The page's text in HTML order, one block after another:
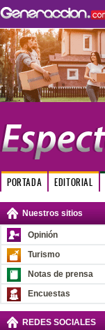
PORTADA EDITORIAL
Nuestros sitios
Opinión
Turismo
Notas de prensa
Encuestas
REDES SOCIALES